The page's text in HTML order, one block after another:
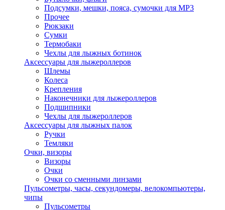
Подсумки, мешки, пояса, сумочки для MP3
Прочее
Рюкзаки
Сумки
Термобаки
Чехлы для лыжных ботинок
Аксессуары для лыжероллеров
Шлемы
Колеса
Крепления
Наконечники для лыжероллеров
Подшипники
Чехлы для лыжероллеров
Аксессуары для лыжных палок
Ручки
Темляки
Очки, визоры
Визоры
Очки
Очки со сменными линзами
Пульсометры, часы, секундомеры, велокомпьютеры,
чипы
Пульсометры